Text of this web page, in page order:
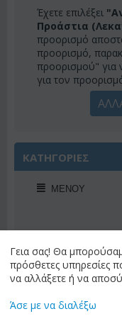
Έχετε επιλέξει
Προάστια
προορισμό
προορισμό,
προορισμού" για
για τον
ΚΑΤΗΓΟΡΙΕΣ
ΜΕΝΟΎ
ΠΡΟΣΦΟΡΕΣ
Γεια σας! Θα
πρόσθετες υπηρεσίες
να αλλάξετε ή να
Άσε με να διαλέξω